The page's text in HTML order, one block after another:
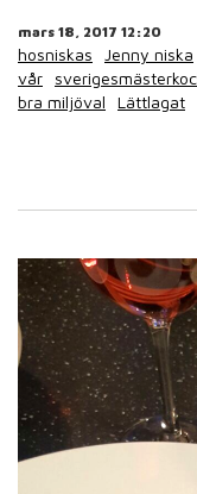
mars 18, 2017 12:20
hosniskas Jenny niska
vår
bra miljöval
Lättlagat